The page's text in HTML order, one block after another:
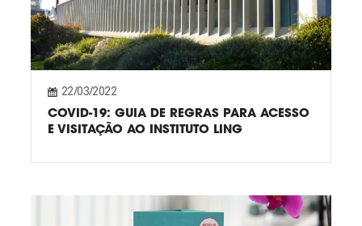
22/03/2022
COVID-19: GUIA DE REGRAS PARA ACESSO
E VISITAÇÃO AO INSTITUTO LING